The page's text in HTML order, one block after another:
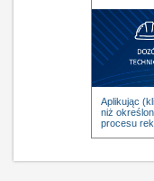
Aplikując
niż
procesu